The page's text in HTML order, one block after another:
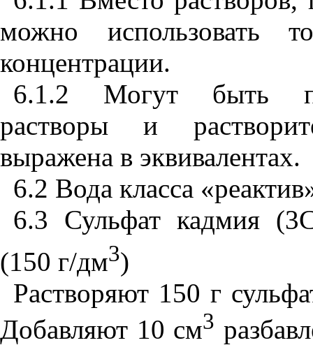
можно использовать
концентрации.
6.1.2 Могут быть
растворы и
выражена в эквивалентах.
6.2 Вода класса
6.3 Сульфат кадмия (3
(150 г/дм3)
Растворяют 150 г
Добавляют 10 см3